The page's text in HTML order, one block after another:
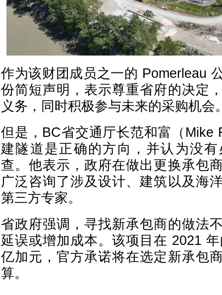
作为该财团成员之一的 Pomerleau
份简短声明，表示尊重省府的决定
义务，同时积极参与未来的采购机会
但是，BC省交通厅长范和富（Mike
建隧道是正确的方向，并认为没
查。他表示，政府在做出更换承包
广泛咨询了涉及设计、建筑以及海
第三方专家。
省政府强调，寻找新承包商的做法
延误或增加成本。该项目在 2021
亿加元，官方承诺将在选定新承包
算。